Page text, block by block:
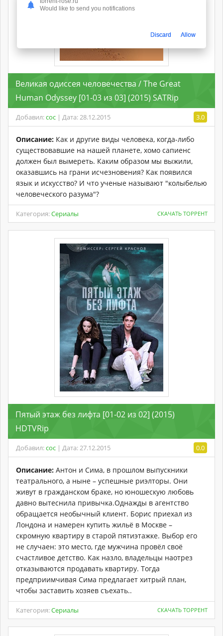
Великая одиссея человечества / The Great
Human Odyssey [01-03 из 03] (2015) SATRip
Добавил:coc | Дата: 28.12.2015 3.0
Описание: Как и другие виды человека, когда-либо
существовавшие на нашей планете, хомо сапиенс
должен был вымереть. Каким образом мы выжили,
оказавшись на грани исчезновения? Как появился
язык и искусство? И что ученые называют "колыбелью
человеческого разума"?
Категория:Сериалы СКАЧАТЬ ТОРРЕНТ
Пятый этаж без лифта [01-02 из 02] (2015)
HDTVRip
Добавил:coc | Дата: 27.12.2015 0.0
Описание: Антон и Сима, в прошлом выпускники
театрального, а ныне – успешные риэлторы. Они
живут в гражданском браке, но юношескую любовь
давно вытеснила привычка.Однажды в агентство
обращается необычный клиент. Борис приехал из
Лондона и намерен купить жильё в Москве –
скромную квартиру в старой пятиэтажке. Выбор его
не случаен: это место, где мужчина провёл своё
счастливое детство. Как назло, владельцы наотрез
отказываются продавать квартиру. Тогда
предприимчивая Сима предлагает хитрый план,
чтобы заставить хозяев съехать..
Категория:Сериалы СКАЧАТЬ ТОРРЕНТ
torrent-rose.ru
Would like to send you notifications
Discard Allow